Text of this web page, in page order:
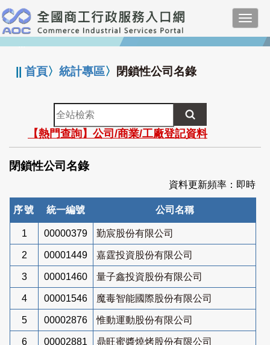
跳
到
主
要
:::
||首頁〉統計專區〉 閉鎖性公司名錄
全
站
檢
索
【熱門查詢】公司/商業/工廠登記資料
閉鎖性公司名錄
資料更新頻率：即時
序號 統一編號 公司名稱
1 00000379 勤宸股份有限公司
2 00001449 嘉霆投資股份有限公司
3 00001460 量子鑫投資股份有限公司
4 00001546 魔毒智能國際股份有限公司
5 00002876 惟動運動股份有限公司
6 00002881 鼎旺蜜醬燒烤股份有限公司